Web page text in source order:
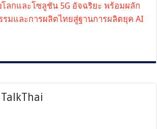
ลกและโซลูชัน 5G อัจฉริยะ พร้อมผลัก
มและการผลิตไทยสู่ฐานการผลิตยุค AI